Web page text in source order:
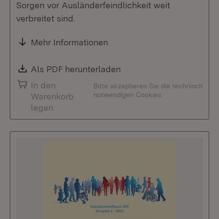
Sorgen vor Ausländerfeindlichkeit weit
verbreitet sind.
Mehr Informationen
Download:
Als PDF herunterladen
In den
Warenkorb
legen
Bitte akzeptieren Sie die technisch
notwendigen Cookies